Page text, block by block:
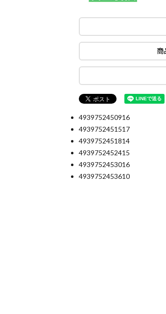
商
4939752450916
4939752451517
4939752451814
4939752452415
4939752453016
4939752453610